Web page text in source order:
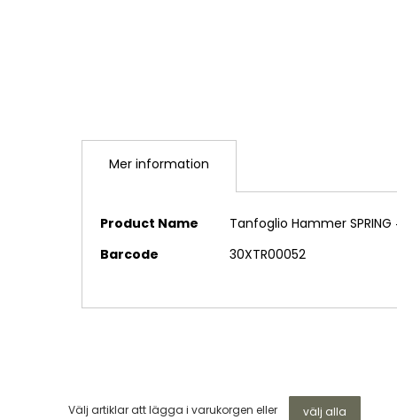
Mer information
Mer
Product Name
Tanfoglio Hammer SPRING
Barcode
30XTR00052
Välj artiklar att lägga i varukorgen eller välj alla